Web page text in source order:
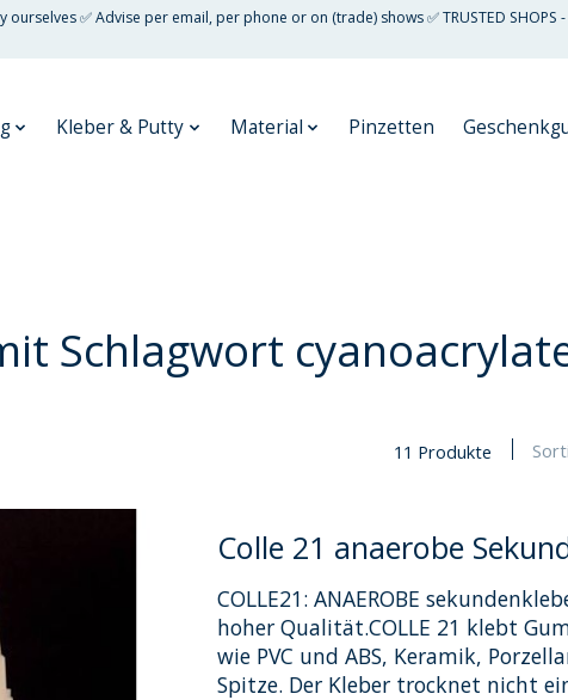
✅ Advise per email, per phone or on (trade) shows ✅ TRUSTED SHOPS -
Kleber & Putty Material Pinzetten
Schlagwort
11 Produkte
Colle 21 anaerobe
COLLE21: ANAEROBE
hoher Qualität.COLLE 21 klebt
wie PVC und ABS, Keramik,
Spitze. Der Kleber trocknet nicht